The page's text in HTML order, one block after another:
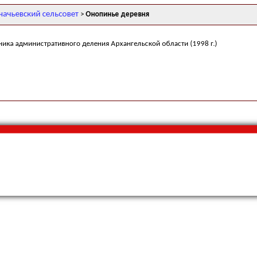
сельсовет > Онопинье деревня
административного деления Архангельской области (1998 г.)